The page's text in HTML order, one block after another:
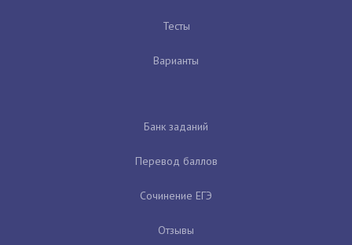
Тесты
Варианты
Банк заданий
Перевод баллов
Сочинение ЕГЭ
Отзывы